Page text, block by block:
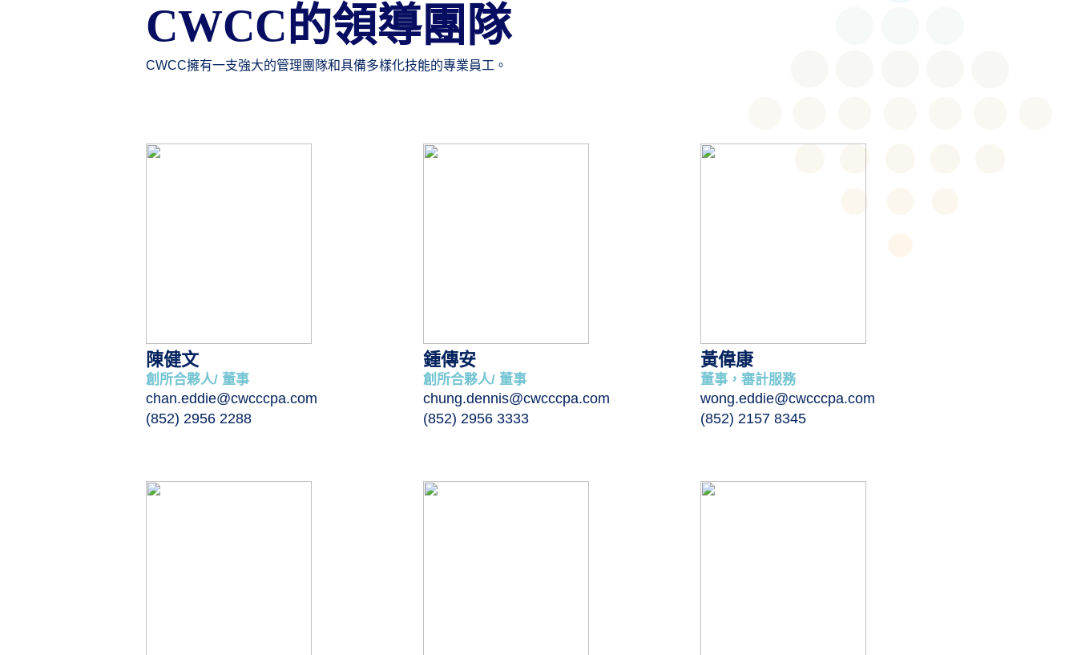
CWCC的領導團隊
CWCC擁有一支強大的管理團隊和具備多樣化技能的專業員工。
陳健文
創所合夥人/ 董事
chan.eddie@cwcccpa.com
(852) 2956 2288
鍾傳安
創所合夥人/ 董事
chung.dennis@cwcccpa.com
(852) 2956 3333
黃偉康
董事，審計服務
wong.eddie@cwcccpa.com
(852) 2157 8345